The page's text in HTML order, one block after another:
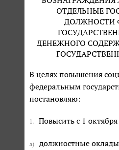
ОТДЕЛЬНЫЕ
ДОЛЖНОСТИ
ДЕНЕЖНОГО
В целях повышения
федеральным
постановляю:
1. Повысить с 1
а)
должностные